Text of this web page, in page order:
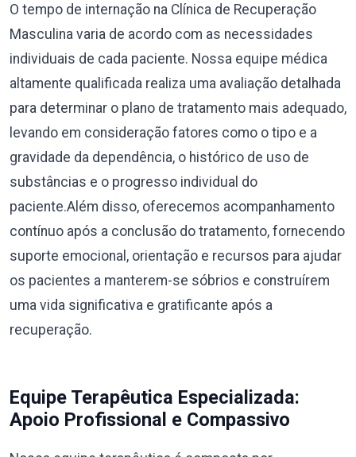
O tempo de internação na Clínica de Recuperação
Masculina varia de acordo com as necessidades
individuais de cada paciente. Nossa equipe médica
altamente qualificada realiza uma avaliação detalhada
para determinar o plano de tratamento mais adequado,
levando em consideração fatores como o tipo e a
gravidade da dependência, o histórico de uso de
substâncias e o progresso individual do
paciente.Além disso, oferecemos acompanhamento
contínuo após a conclusão do tratamento, fornecendo
suporte emocional, orientação e recursos para ajudar
os pacientes a manterem-se sóbrios e construírem
uma vida significativa e gratificante após a
recuperação.
Equipe Terapêutica Especializada:
Apoio Profissional e Compassivo